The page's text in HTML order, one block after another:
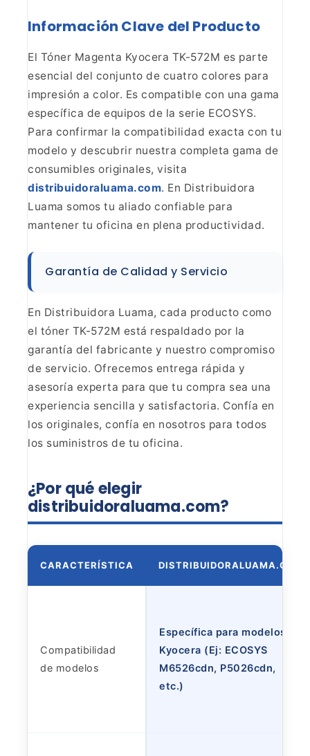
Información Clave del Producto
El Tóner Magenta Kyocera TK-572M es parte
esencial del conjunto de cuatro colores para
impresión a color. Es compatible con una gama
específica de equipos de la serie ECOSYS.
Para confirmar la compatibilidad exacta con tu
modelo y descubrir nuestra completa gama de
consumibles originales, visita
distribuidoraluama.com. En Distribuidora
Luama somos tu aliado confiable para
mantener tu oficina en plena productividad.
Garantía de Calidad y Servicio
En Distribuidora Luama, cada producto como
el tóner TK-572M está respaldado por la
garantía del fabricante y nuestro compromiso
de servicio. Ofrecemos entrega rápida y
asesoría experta para que tu compra sea una
experiencia sencilla y satisfactoria. Confía en
los originales, confía en nosotros para todos
los suministros de tu oficina.
¿Por qué elegir
distribuidoraluama.com?
CARACTERÍSTICA DISTRIBUIDORALUAMA.COM
Compatibilidad
de modelos
Específica para modelos
Kyocera (Ej: ECOSYS
M6526cdn, P5026cdn,
etc.)